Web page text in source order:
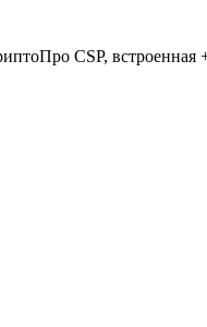
CSP, встроенная